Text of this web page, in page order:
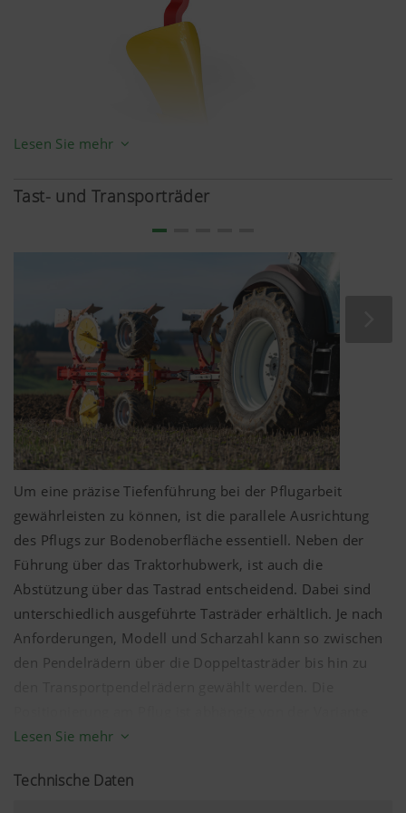
blockieren.
Für alle universellen Einlegearbeiten geeignet.
Vorschäler V2
Für größere Mengen an organischer Masse und große
Arbeitstiefen geeignet.
Lesen Sie mehr
Tast- und Transporträder
Um eine präzise Tiefenführung bei der Pflugarbeit
gewährleisten zu können, ist die parallele Ausrichtung
des Pflugs zur Bodenoberfläche essentiell. Neben der
Führung über das Traktorhubwerk, ist auch die
Abstützung über das Tastrad entscheidend. Dabei sind
unterschiedlich ausgeführte Tasträder erhältlich. Je nach
Anforderungen, Modell und Scharzahl kann so zwischen
den Pendelrädern über die Doppeltasträder bis hin zu
vor oder nach dem letzten Pflugkörper möglich.
Grenzpflugtauglichkeit geeignet. Dabei ist die Konsole
Lesen Sie mehr
Technische Daten